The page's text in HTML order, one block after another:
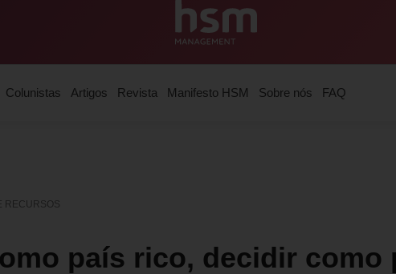
Colunistas Artigos Revista Manifesto HSM Sobre nós FAQ
RECURSOS
país rico, decidir como